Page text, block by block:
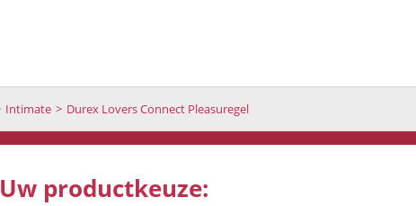
Intimate Durex Lovers Connect Pleasuregel
Uw productkeuze: